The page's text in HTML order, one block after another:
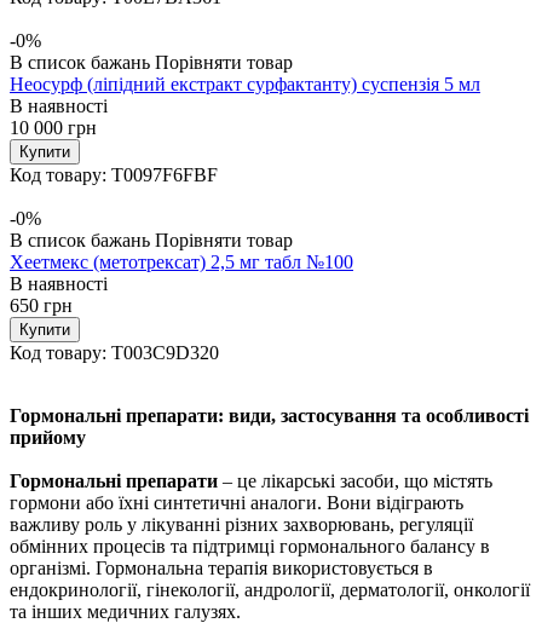
-0%
В список бажань Порівняти товар
Неосурф (ліпідний екстракт сурфактанту) суспензія 5 мл
В наявності
10 000 грн
Купити
Код товару: T0097F6FBF
-0%
В список бажань Порівняти товар
Хеетмекс (метотрексат) 2,5 мг табл №100
В наявності
650 грн
Купити
Код товару: T003C9D320
Гормональні препарати: види, застосування та особливості
прийому
Гормональні препарати – це лікарські засоби, що містять
гормони або їхні синтетичні аналоги. Вони відіграють
важливу роль у лікуванні різних захворювань, регуляції
обмінних процесів та підтримці гормонального балансу в
організмі. Гормональна терапія використовується в
ендокринології, гінекології, андрології, дерматології, онкології
та інших медичних галузях.